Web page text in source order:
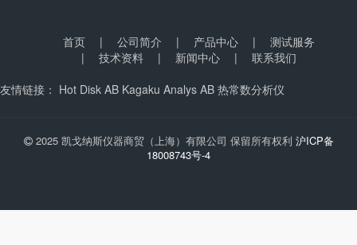
首页 | 公司简介 | 产品中心 |
测试服务
|
技术资料 | 新闻中心 |
联系我们
友情链接： Hot Disk AB Kagaku Analys AB 热常数分析仪
2025 凯戈纳斯仪器商贸（上海）有限公司 保留所有权利 沪ICP备
18008743号-4